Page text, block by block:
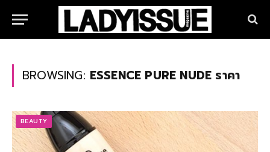
BROWSING: ESSENCE PURE NUDE ราคา
BEAUTY